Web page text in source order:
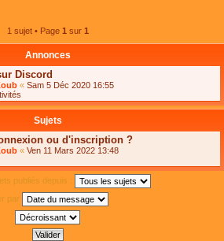
1 sujet • Page 1 sur 1
Annonces
Discord
« Sam 5 Déc 2020 16:55
Sujets
ou d'inscription ?
« Ven 11 Mars 2022 13:48
publiés depuis :
par